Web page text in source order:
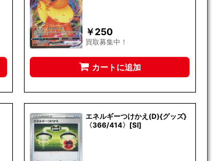
￥250
買取募集中！
カートに追加
エネルギーつけかえ(D){グッズ}
〈366/414〉[SI]